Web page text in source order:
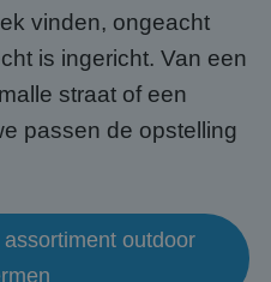
vinden, ongeacht
is ingericht. Van een
straat of een
passen de opstelling
outdoor